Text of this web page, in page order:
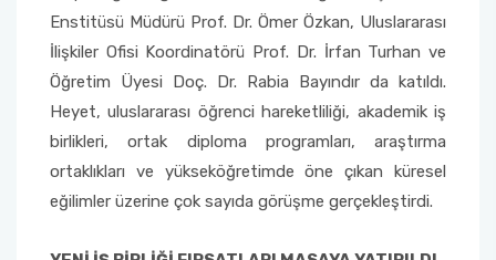
Enstitüsü Müdürü Prof. Dr. Ömer Özkan, Uluslararası
İlişkiler Ofisi Koordinatörü Prof. Dr. İrfan Turhan ve
Öğretim Üyesi Doç. Dr. Rabia Bayındır da katıldı.
Heyet, uluslararası öğrenci hareketliliği, akademik iş
birlikleri, ortak diploma programları, araştırma
ortaklıkları ve yükseköğretimde öne çıkan küresel
eğilimler üzerine çok sayıda görüşme gerçekleştirdi.
Mühendislik Fakültesi
Sağlık Bilimleri Fakültesi
Serik İşletme Fakültesi
Spor Bilimleri Fakültesi
Su Ürünleri Fakültesi